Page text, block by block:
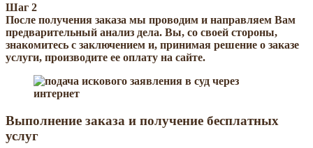
Шаг 2
После получения заказа мы проводим и направляем Вам
предварительный анализ дела. Вы, со своей стороны,
знакомитесь с заключением и, принимая решение о заказе
услуги, производите ее оплату на сайте.
Выполнение заказа и получение бесплатных
услуг